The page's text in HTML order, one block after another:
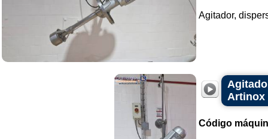
Agitador,
Artinox
Código